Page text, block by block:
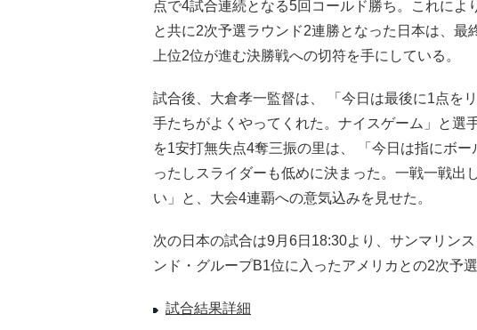
点で4試合連続となる5回コールド勝ち。これによ
と共に2次予選ラウンド2連勝となった日本は、最
上位2位が進む決勝戦への切符を手にしている。
試合後、大倉孝一監督は、 「今日は最後に1点を
手たちがよくやってくれた。ナイスゲーム」と選
を1安打無失点4奪三振の里は、 「今日は指にボ
ったしスライダーも低めに決まった。一戦一戦出
い」と、大会4連覇への意気込みを見せた。
次の日本の試合は9月6日18:30より、サンマリン
ンド・グループB1位に入ったアメリカとの2次予
試合結果詳細